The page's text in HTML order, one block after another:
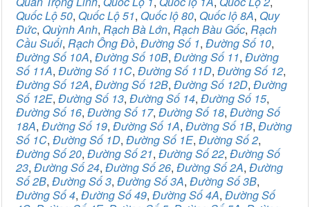
Quốc Lộ 50, Quốc Lộ 51, Quốc lộ 80, Quốc lộ 8A, Quy
Đức, Quỳnh Anh, Rạch Bà Lớn, Rạch Bàu Gốc, Rạch
Cầu Suối, Rạch Ông Đồ, Đường Số 1, Đường Số 10,
Đường Số 10A, Đường Số 10B, Đường Số 11, Đường
Số 11A, Đường Số 11C, Đường Số 11D, Đường Số 12,
Đường Số 12A, Đường Số 12B, Đường Số 12D, Đường
Số 12E, Đường Số 13, Đường Số 14, Đường Số 15,
Đường Số 16, Đường Số 17, Đường Số 18, Đường Số
18A, Đường Số 19, Đường Số 1A, Đường Số 1B, Đường
Số 1C, Đường Số 1D, Đường Số 1E, Đường Số 2,
Đường Số 20, Đường Số 21, Đường Số 22, Đường Số
23, Đường Số 24, Đường Số 26, Đường Số 2A, Đường
Số 2B, Đường Số 3, Đường Số 3A, Đường Số 3B,
Đường Số 4, Đường Số 49, Đường Số 4A, Đường Số